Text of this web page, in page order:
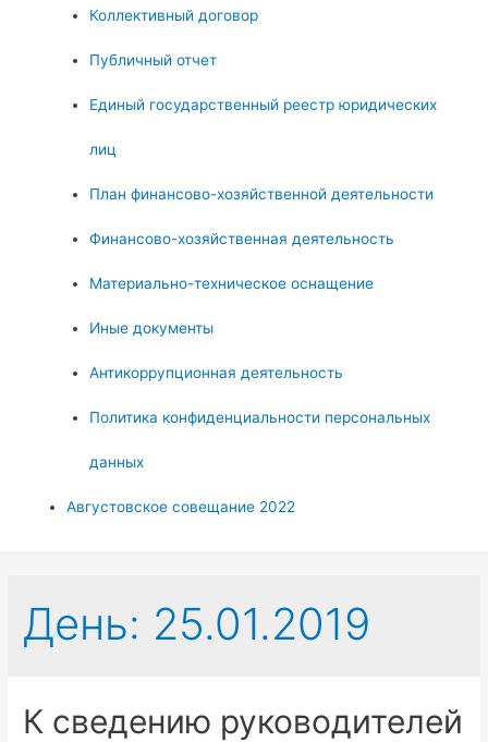
Коллективный договор
Публичный отчет
Единый государственный реестр юридических
лиц
План финансово-хозяйственной деятельности
Финансово-хозяйственная деятельность
Материально-техническое оснащение
Иные документы
Антикоррупционная деятельность
Политика конфиденциальности персональных
данных
Августовское совещание 2022
День: 25.01.2019
К сведению руководителей